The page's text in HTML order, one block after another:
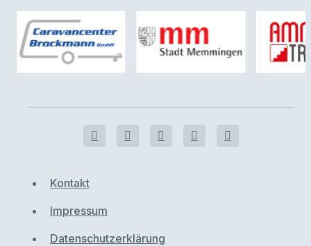
Kontakt
Impressum
Datenschutzerklärung